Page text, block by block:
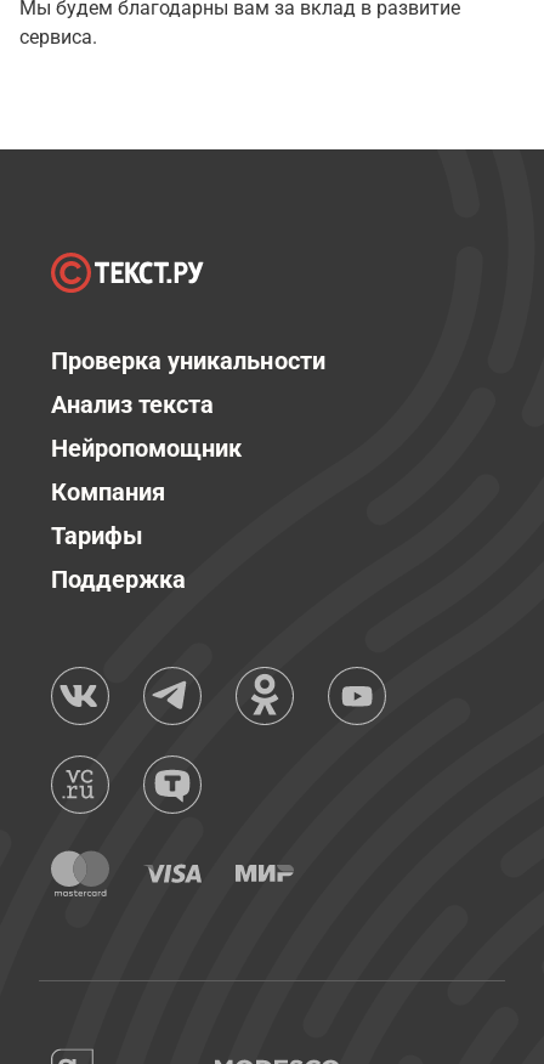
Мы будем благодарны вам за вклад в развитие
сервиса.
Проверка уникальности
Анализ текста
Нейропомощник
Компания
Тарифы
Поддержка